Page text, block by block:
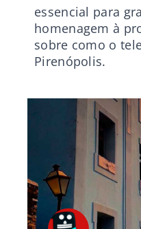
essencial para
homenagem à
sobre como o
Pirenópolis.